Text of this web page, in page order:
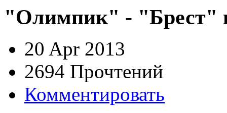
"Олимпик" - "Брест"
20 Apr 2013
2694 Прочтений
Комментировать